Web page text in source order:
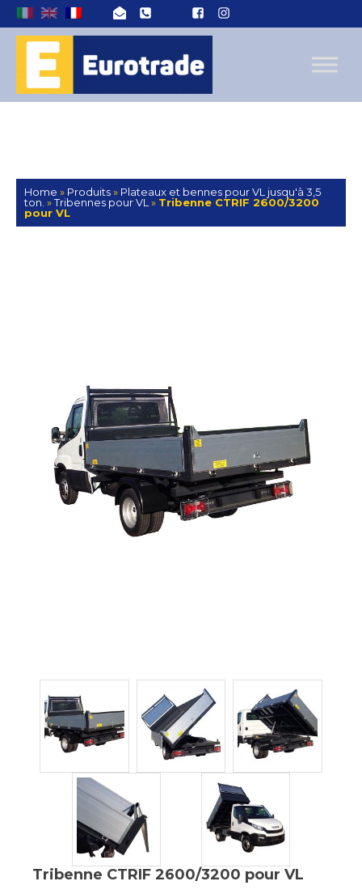
Home » Produits» Plateaux et bennes pour VL jusqu'à 3,5
ton. »Tribennes pour VL » Tribenne CTRIF 2600/3200
pour VL
Tribenne CTRIF 2600/3200 pour VL